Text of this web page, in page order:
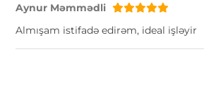
Aynur Məmmədli
Almışam istifadə edirəm, ideal işləyir